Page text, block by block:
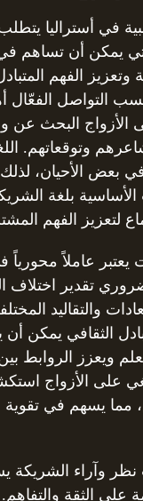
في أستراليا
يمكن أن تساهم
وتعزيز الفهم
التواصل الفعّال
البحث عن
وتوقعاتهم.
بعض الأحيان،
الأساسية بلغة
لتعزيز الفهم
يعتبر عاملاً محورياً
تقدير اختلاف
والتقاليد
الثقافي يمكن أن
ويعزز الروابط
على الأزواج
مما يسهم في تقوية
نظر وآراء الشريكة
على الثقة